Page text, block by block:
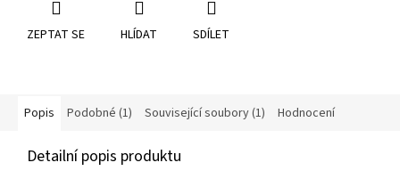
ZEPTAT SE HLÍDAT SDÍLET
Popis Podobné (1) Související soubory (1) Hodnocení
Detailní popis produktu